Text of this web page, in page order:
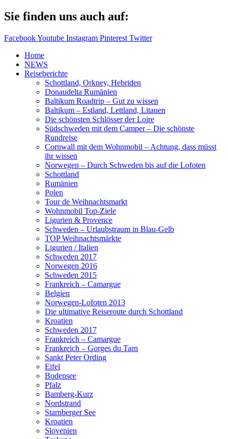
Sie finden uns auch auf:
FacebookYoutube Instagram Pinterest Twitter
Home
NEWS
Reiseberichte
Schottland, Orkney, Hebriden
Donaudelta Rumänien
Baltikum Roadtrip – Gut zu wissen
Baltikum – Estland, Lettland, Litauen
Die schönsten Schlösser der Loire
Südschweden mit dem Camper – Die schönste
Rundreise
Cornwall mit dem Wohnmobil – Achtung, dass müsst
ihr wissen
Norwegen – Durch Schweden bis auf die Lofoten
Schottland
Rumänien
Polen
Tour de Weihnachtsmarkt
Wohnmobil Top-Ziele
Ligurien & Provence
Schweden – Urlaubstraum in Blau-Gelb
TOP Weihnachtsmärkte
Ligurien / Italien
Schweden 2017
Norwegen 2016
Schweden 2015
Frankreich – Camargue
Belgien
Norwegen-Lofoten 2013
Die ultimative Reiseroute durch Schottland
Kroatien
Schweden 2017
Frankreich – Camargue
Frankreich – Gorges du Tarn
Sankt Peter Ording
Eifel
Bodensee
Pfalz
Bamberg-Kurz
Nordstrand
Starnberger See
Kroatien
Slovenien